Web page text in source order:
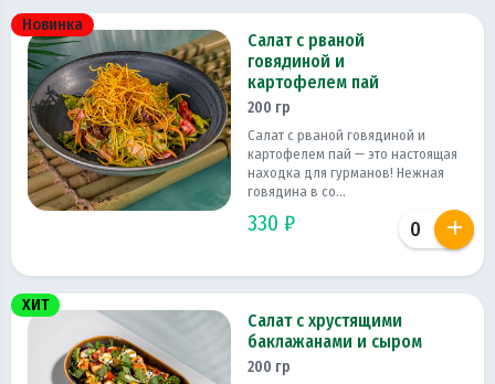
Новинка
Салат с рваной
говядиной и
картофелем пай
200 гр
Салат с рваной говядиной и
картофелем пай — это настоящая
находка для гурманов! Нежная
говядина в со...
330 ₽
ХИТ
Салат с хрустящими
баклажанами и сыром
200 гр